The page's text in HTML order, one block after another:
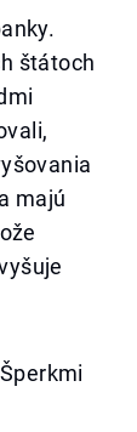
štátoch
majú